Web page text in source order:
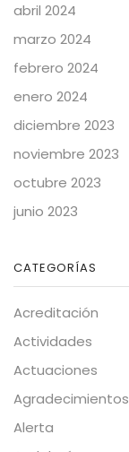
abril 2024
marzo 2024
febrero 2024
enero 2024
diciembre 2023
noviembre 2023
octubre 2023
junio 2023
CATEGORÍAS
Acreditación
Actividades
Actuaciones
Agradecimientos
Alerta